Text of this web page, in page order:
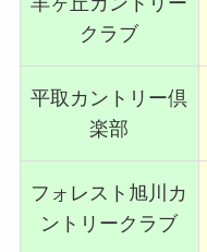
クラブ
平取カントリー倶
楽部
フォレスト旭川カ
ントリークラブ